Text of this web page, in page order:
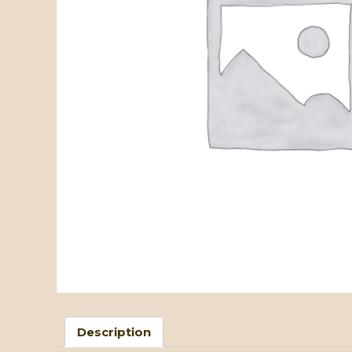
Description